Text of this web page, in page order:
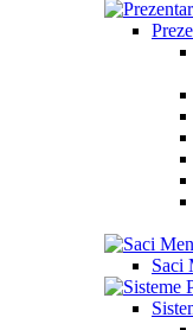
Saci